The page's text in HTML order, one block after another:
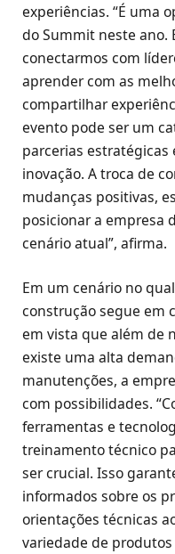
experiências. “É uma
do Summit neste ano.
conectarmos com
aprender com as
compartilhar
evento pode ser um
parcerias
inovação. A troca de
mudanças positivas,
posicionar a empresa
cenário atual”, afirma.
Em um cenário no
construção segue em
em vista que além de
existe uma alta
manutenções, a
com possibilidades.
ferramentas e
treinamento técnico
ser crucial. Isso
informados sobre os
orientações técnicas
variedade de